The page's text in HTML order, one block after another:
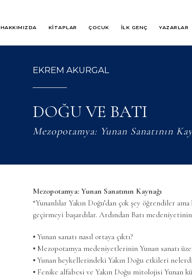
HAKKIMIZDA KİTAPLAR ÇOCUK İLK GENÇ YAZARLAR
EKREM AKURGAL
DOĞU VE BATI
Mezopotamya: Yunan Sanatının
Mezopotamya: Yunan Sanatının Kaynağı
“Yunanlılar Yakın Doğu’dan çok şey öğrendiler
geçirmeyi başardılar. Ardından Batı
⦁ Yunan sanatı nasıl ortaya çıktı?
⦁ Mezopotamya medeniyetlerinin Yunan sanatı
⦁ Yunan heykellerindeki Yakın Doğu etkileri
⦁ Fenike alfabesi ve Yakın Doğu mitolojisi Yunan